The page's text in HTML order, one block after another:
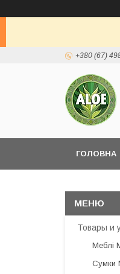
+380 (67)
ГОЛОВНА
Товары и
Меблі
Сумки